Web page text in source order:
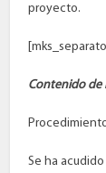
proyecto.
Contenido de
Se ha